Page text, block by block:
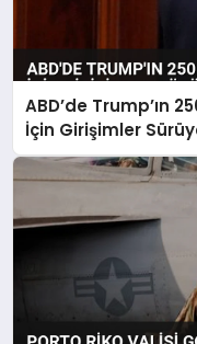
ABD’de Trump’ın
İçin Girişimler